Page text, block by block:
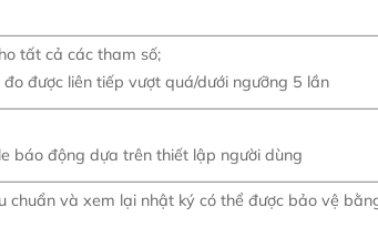
tất cả các tham số;
được liên tiếp vượt quá/dưới ngưỡng 5 lần
báo động dựa trên thiết lập người dùng
chuẩn và xem lại nhật ký có thể được bảo vệ